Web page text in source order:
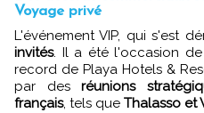
Voyage privé
L'événement VIP, qui s'est
invités. Il a été l'occasion de
record de Playa Hotels &
par desréunions
français, tels que Thalasso et